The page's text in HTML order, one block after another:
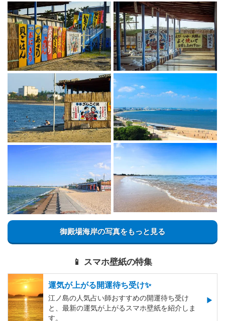
御殿場海岸の写真をもっと見る
📱 スマホ壁紙の特集
運気が上がる開運待ち受け✨
江ノ島の人気占い師おすすめの開運待ち受け
と、最新の運気が上がるスマホ壁紙を紹介しま
す。